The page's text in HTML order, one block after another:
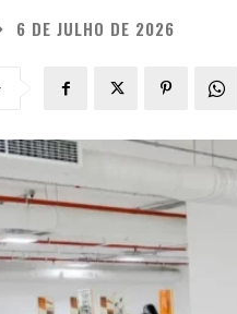
6 DE JULHO DE 2026